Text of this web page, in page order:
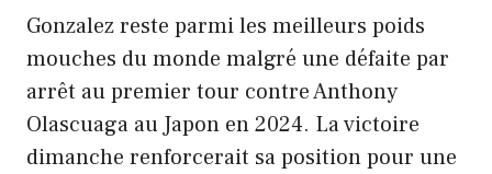
Gonzalez reste parmi les meilleurs poids
mouches du monde malgré une défaite par
arrêt au premier tour contre Anthony
Olascuaga au Japon en 2024. La victoire
dimanche renforcerait sa position pour une